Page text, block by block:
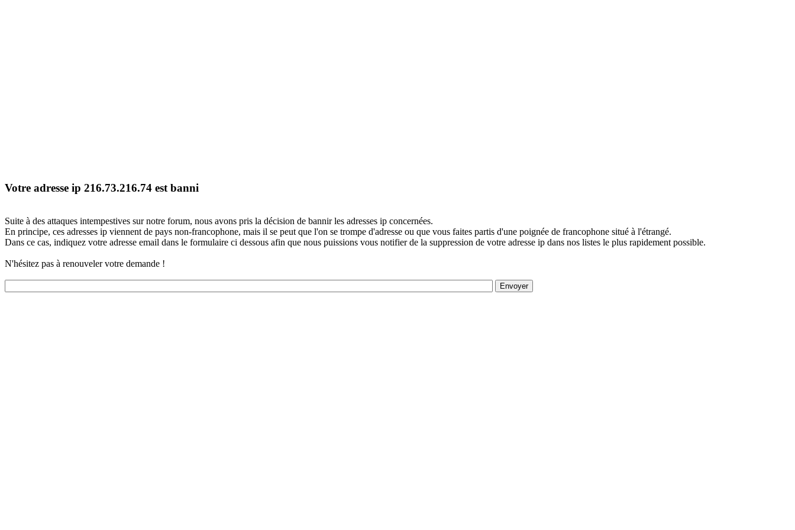
Votre adresse ip 216.73.216.74 est banni
Suite à des attaques intempestives sur notre forum, nous avons pris la décision de bannir les adresses ip concernées.
En principe, ces adresses ip viennent de pays non-francophone, mais il se peut que l'on se trompe d'adresse ou que vous faites partis d'une poignée de francophone situé à l'étrangé.
Dans ce cas, indiquez votre adresse email dans le formulaire ci dessous afin que nous puissions vous notifier de la suppression de votre adresse ip dans nos listes le plus rapidement possible.
N'hésitez pas à renouveler votre demande !